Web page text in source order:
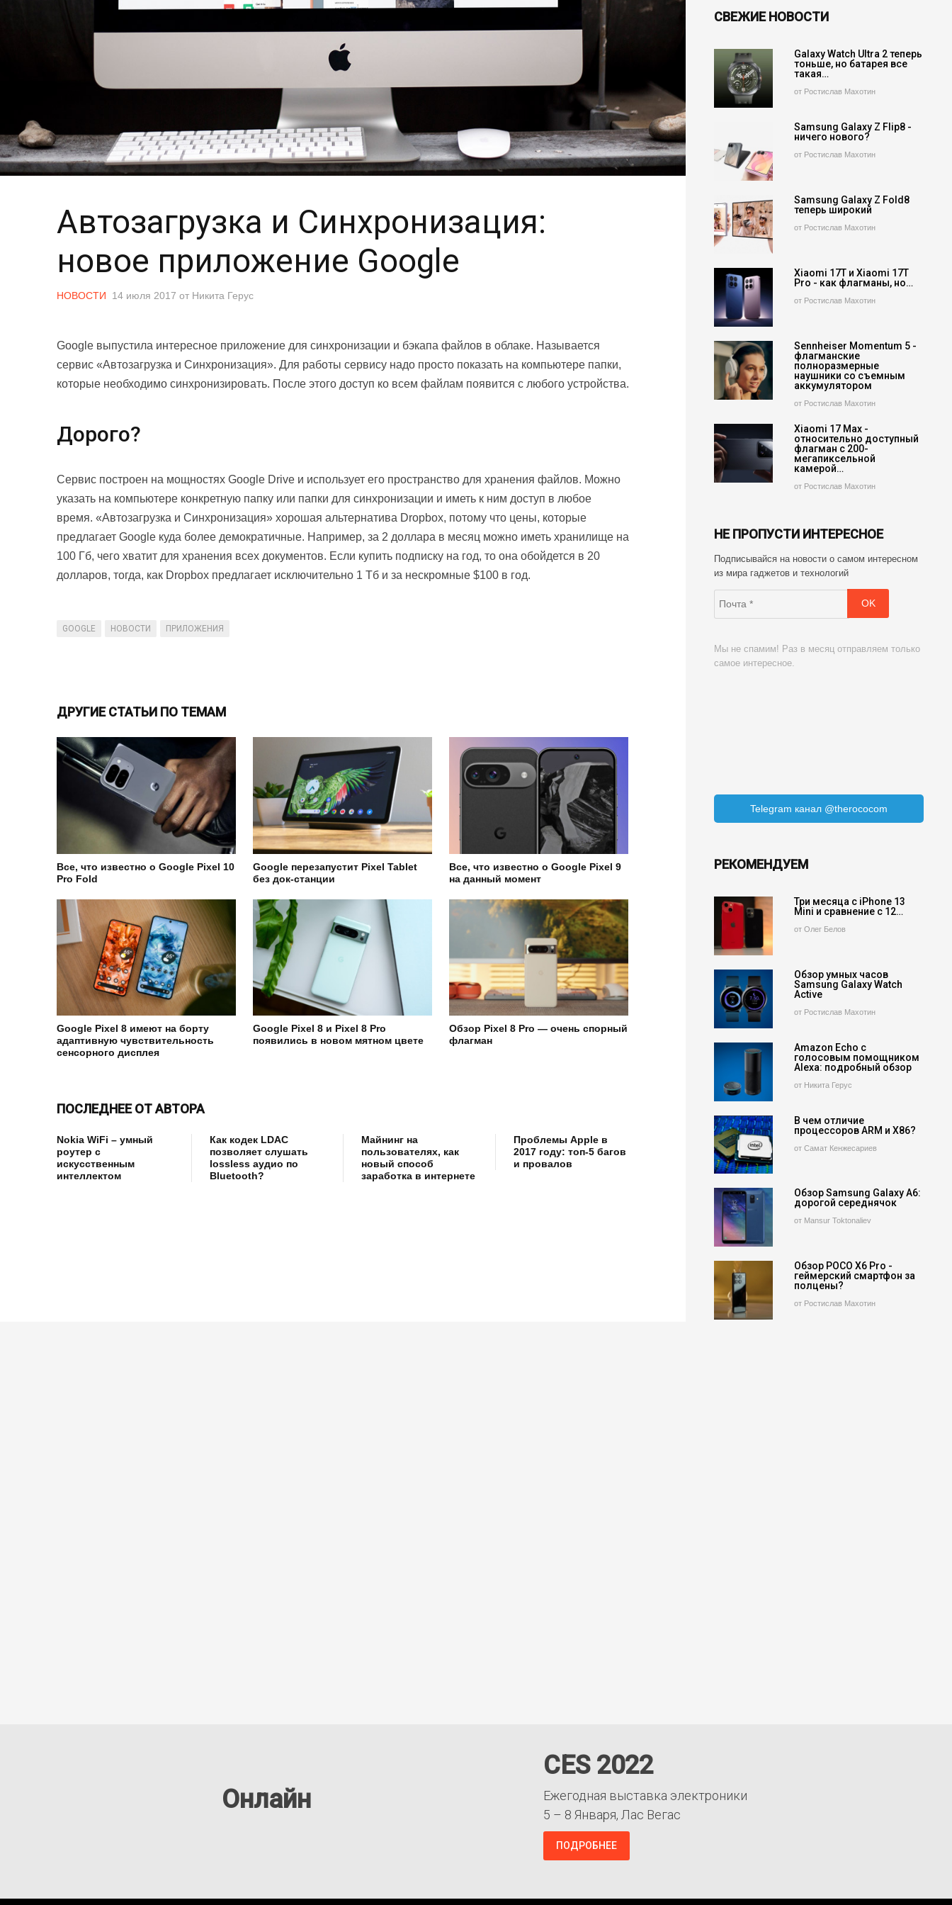
Автозагрузка и Синхронизация:
новое приложение Google
НОВОСТИ 14 июля 2017 от Никита Герус
Google выпустила интересное приложение для синхронизации и бэкапа файлов в облаке. Называется
сервис «Автозагрузка и Синхронизация». Для работы сервису надо просто показать на компьютере папки,
которые необходимо синхронизировать. После этого доступ ко всем файлам появится с любого устройства.
Дорого?
Сервис построен на мощностях Google Drive и использует его пространство для хранения файлов. Можно
указать на компьютере конкретную папку или папки для синхронизации и иметь к ним доступ в любое
время. «Автозагрузка и Синхронизация» хорошая альтернатива Dropbox, потому что цены, которые
предлагает Google куда более демократичные. Например, за 2 доллара в месяц можно иметь хранилище на
100 Гб, чего хватит для хранения всех документов. Если купить подписку на год, то она обойдется в 20
долларов, тогда, как Dropbox предлагает исключительно 1 Тб и за нескромные $100 в год.
GOOGLE НОВОСТИ ПРИЛОЖЕНИЯ
ДРУГИЕ СТАТЬИ ПО ТЕМАМ
Все, что известно о Google Pixel 10
Pro Fold
Google перезапустит Pixel Tablet
без док-станции
Все, что известно о Google Pixel 9
на данный момент
Google Pixel 8 имеют на борту
адаптивную чувствительность
сенсорного дисплея
Google Pixel 8 и Pixel 8 Pro
появились в новом мятном цвете
Обзор Pixel 8 Pro — очень спорный
флагман
ПОСЛЕДНЕЕ ОТ АВТОРА
Nokia WiFi – умный
роутер с
искусственным
интеллектом
Как кодек LDAC
позволяет слушать
lossless аудио по
Bluetooth?
Майнинг на
пользователях, как
новый способ
заработка в интернете
Проблемы Apple в
2017 году: топ-5 багов
и провалов
СВЕЖИЕ НОВОСТИ
Galaxy Watch Ultra 2 теперь
тоньше, но батарея все
такая…
от Ростислав Махотин
Samsung Galaxy Z Flip8 -
ничего нового?
от Ростислав Махотин
Samsung Galaxy Z Fold8
теперь широкий
от Ростислав Махотин
Xiaomi 17T и Xiaomi 17T
Pro - как флагманы, но…
от Ростислав Махотин
Sennheiser Momentum 5 -
флагманские
полноразмерные
наушники со съемным
аккумулятором
от Ростислав Махотин
Xiaomi 17 Max -
относительно доступный
флагман с 200-
мегапиксельной
камерой…
от Ростислав Махотин
НЕ ПРОПУСТИ ИНТЕРЕСНОЕ
Подписывайся на новости о самом интересном
из мира гаджетов и технологий
Мы не спамим! Раз в месяц отправляем только
самое интересное.
Telegram канал @therococom
РЕКОМЕНДУЕМ
Три месяца с iPhone 13
Mini и сравнение с 12…
от Олег Белов
Обзор умных часов
Samsung Galaxy Watch
Active
от Ростислав Махотин
Amazon Echo с
голосовым помощником
Alexa: подробный обзор
от Никита Герус
В чем отличие
процессоров ARM и X86?
от Самат Кенжесариев
Обзор Samsung Galaxy A6:
дорогой середнячок
от Mansur Toktonaliev
Обзор POCO X6 Pro -
геймерский смартфон за
полцены?
от Ростислав Махотин
Онлайн
CES 2022
Ежегодная выставка электроники
5 – 8 Января, Лас Вегас
ПОДРОБНЕЕ